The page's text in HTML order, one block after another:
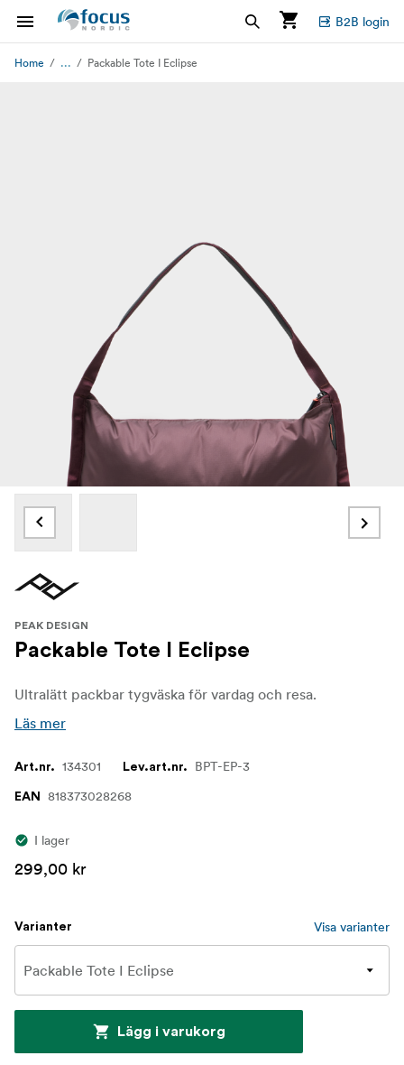
B2B login
Home ... Packable Tote I Eclipse
PEAK DESIGN
Packable Tote I Eclipse
Ultralätt packbar tygväska för vardag och resa.
Läs mer
Art.nr. 134301 Lev.art.nr. BPT-EP-3
EAN 818373028268
I lager
299,00 kr
Varianter Visa varianter
Lägg i varukorg